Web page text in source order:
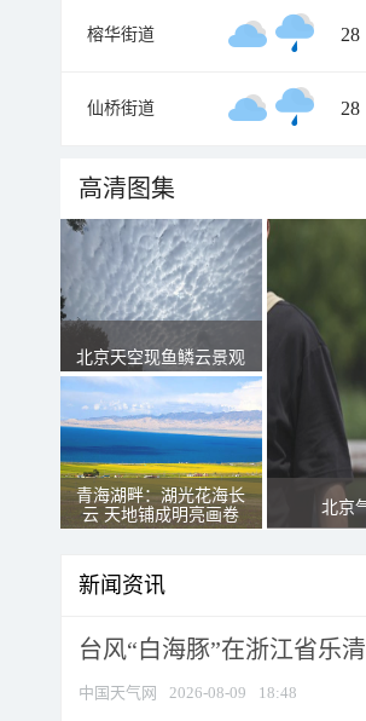
榕华街道 28
仙桥街道 28
高清图集
北京天空现鱼鳞云景观
青海湖畔：湖光花海长
云 天地铺成明亮画卷
北京
新闻资讯
台风“白海豚”在浙江省乐
中国天气网 2026-08-09 18:48